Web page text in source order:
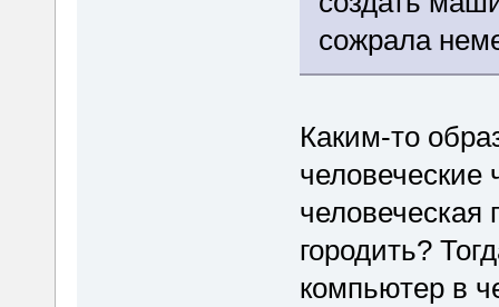
сожрала
Каким-то
человеческие
человеческая
городить?
компьютер в